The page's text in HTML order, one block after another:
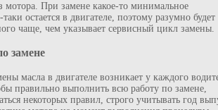
мотора. При замене какое-то минимальное
таки остается в двигателе, поэтому разумно будет
чаще, чем указывает сервисный цикл замены.
замене
масла в двигателе возникает у каждого
правильно выполнить всю работу по замене,
некоторых правил, строго учитывать год